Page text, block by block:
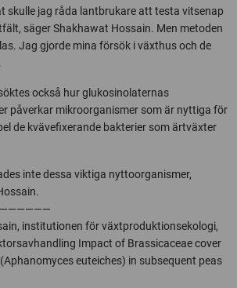
skulle jag råda lantbrukare att testa vitsenap
säger Shakhawat Hossain. Men metoden
Jag gjorde mina försök i växthus och de
också hur glukosinolaternas
påverkar mikroorganismer som är nyttiga för
de kvävefixerande bakterier som ärtväxter
inte dessa viktiga nyttoorganismer,
institutionen för växtproduktionsekologi,
Impact of Brassicaceae cover
euteiches) in subsequent peas